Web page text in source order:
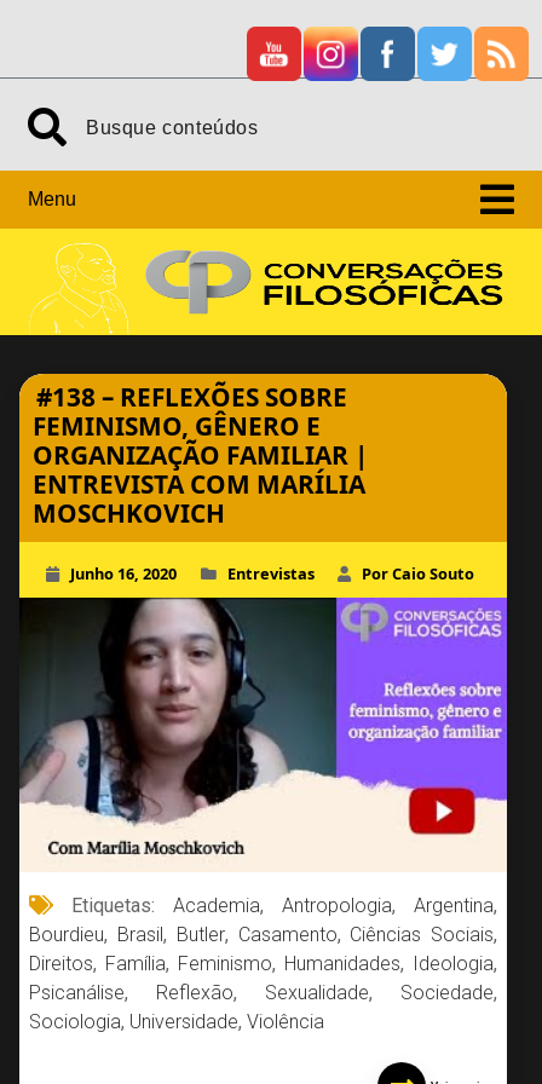
Search
Menu
#138 – REFLEXÕES SOBRE
FEMINISMO, GÊNERO E
ORGANIZAÇÃO FAMILIAR |
ENTREVISTA COM MARÍLIA
MOSCHKOVICH
Junho 16, 2020 Entrevistas Por Caio Souto
Etiquetas:Academia,Antropologia,Argentina,
Bourdieu, Brasil, Butler, Casamento, Ciências Sociais,
Direitos, Família, Feminismo, Humanidades, Ideologia,
Psicanálise, Reflexão, Sexualidade, Sociedade,
Sociologia, Universidade, Violência